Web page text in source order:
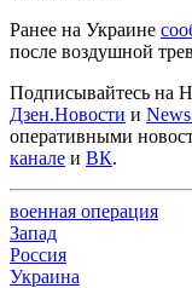
Ранее на Украине
после воздушной
Подписывайтесь на
Дзен.Новости и
оперативными
канале и ВК.
военная операция
Запад
Россия
Украина